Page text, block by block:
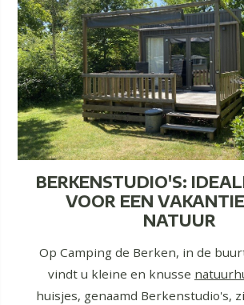
BERKENSTUDIO'S:
VOOR EEN
NATUUR
Op Camping de Berken, in de
vindt u kleine en knusse
huisjes, genaamd Berkenstudio's,